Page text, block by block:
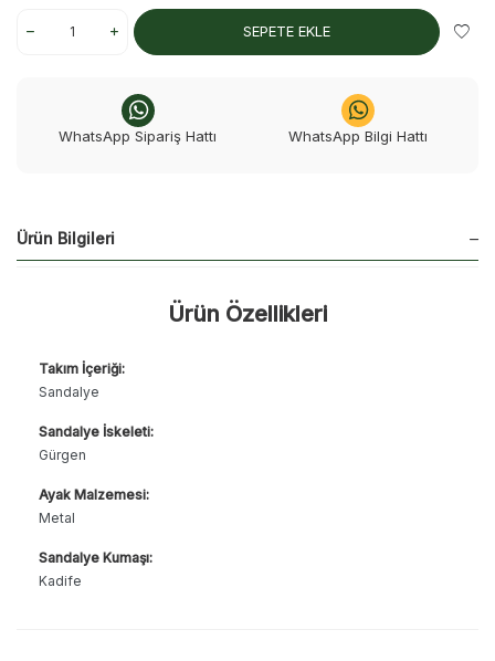
SEPETE EKLE
WhatsApp Sipariş Hattı WhatsApp Bilgi Hattı
Ürün Bilgileri
Ürün Özellikleri
Takım İçeriği:
Sandalye
Sandalye İskeleti:
Gürgen
Ayak Malzemesi:
Metal
Sandalye Kumaşı:
Kadife